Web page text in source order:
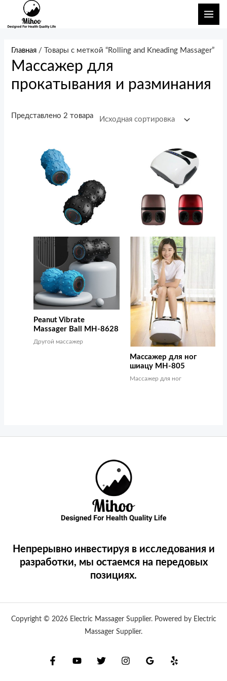
Перейти
Главная / Товары с меткой “Rolling and Kneading Massager”
Массажер для
прокатывания и разминания
Представлено 2 товара
Peanut Vibrate
Massager Ball MH-8628
Другой массажер
Массажер для ног
шиацу MH-805
Массажер для ног
Непрерывно инвестируя в исследования и
разработки, мы остаемся на передовых
позициях.
Copyright © 2026 Electric Massager Supplier. Powered by Electric
Massager Supplier.